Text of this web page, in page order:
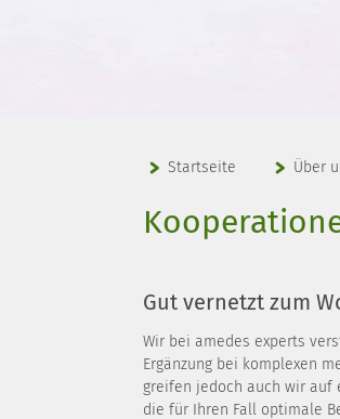
Startseite Über
Gut vernetzt zum
Wir bei amedes experts
Ergänzung bei komplexen
greifen jedoch auch wir auf
die für Ihren Fall optimale